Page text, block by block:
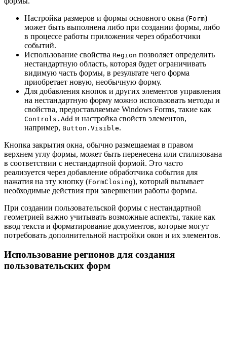
Настройка размеров и формы основного окна (Form)
может быть выполнена либо при создании формы, либо
в процессе работы приложения через обработчики
событий.
Использование свойства Region позволяет определить
нестандартную область, которая будет ограничивать
видимую часть формы, в результате чего форма
приобретает новую, необычную форму.
Для добавления кнопок и других элементов управления
на нестандартную форму можно использовать методы и
свойства, предоставляемые Windows Forms, такие как
Controls.Add и настройка свойств элементов,
например, Button.Visible.
Кнопка закрытия окна, обычно размещаемая в правом
верхнем углу формы, может быть перенесена или стилизована
в соответствии с нестандартной формой. Это часто
реализуется через добавление обработчика события для
нажатия на эту кнопку (FormClosing), который вызывает
необходимые действия при завершении работы формы.
При создании пользовательской формы с нестандартной
геометрией важно учитывать возможные аспекты, такие как
ввод текста и форматирование документов, которые могут
потребовать дополнительной настройки окон и их элементов.
Использование регионов для создания
пользовательских форм